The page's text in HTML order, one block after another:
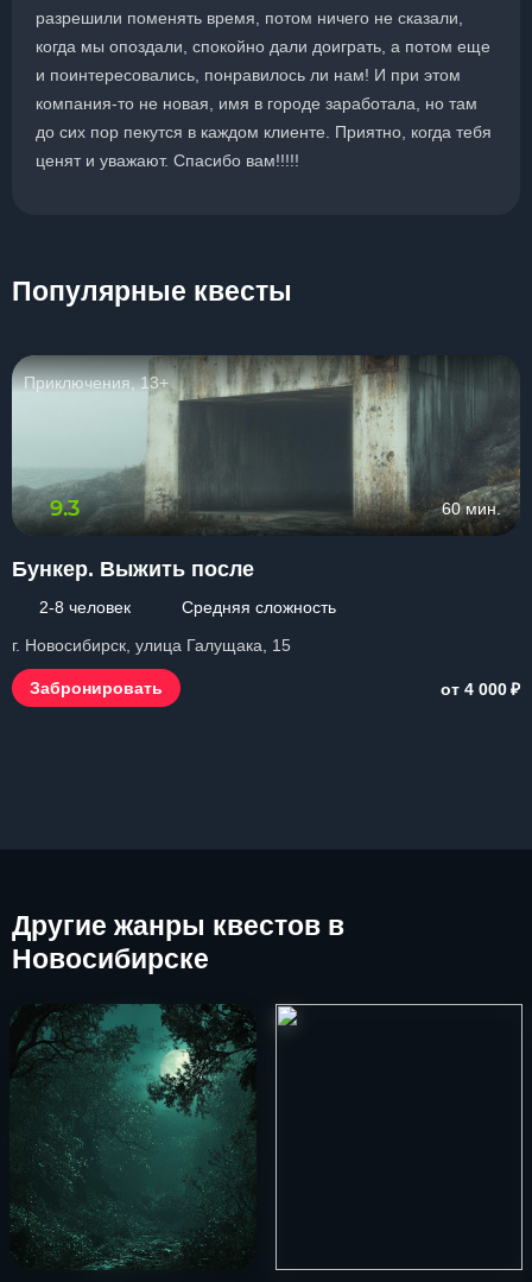
разрешили поменять время, потом ничего не сказали,
когда мы опоздали, спокойно дали доиграть, а потом еще
и поинтересовались, понравилось ли нам! И при этом
компания-то не новая, имя в городе заработала, но там
до сих пор пекутся в каждом клиенте. Приятно, когда тебя
ценят и уважают. Спасибо вам!!!!!
Популярные квесты
Приключения, 13+
9.3 60 мин.
Бункер. Выжить после
2-8 человек
Средняя сложность
г. Новосибирск, улица Галущака, 15
Забронировать от 4 000₽
Другие жанры квестов в
Новосибирске